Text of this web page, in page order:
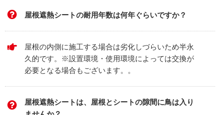
屋根遮熱シートの耐用年数は何年ぐらいですか？
屋根の内側に施工する場合は劣化しづらいため半永
久的です。※設置環境・使用環境によっては交換が
必要となる場合もございます。。
屋根遮熱シートは、屋根とシートの隙間に鳥は入り